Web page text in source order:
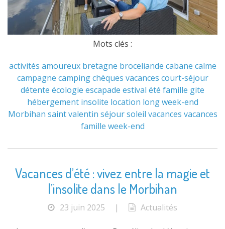
Mots clés :
activités amoureux bretagne broceliande cabane calme
campagne camping chèques vacances court-séjour
détente écologie escapade estival été famille gite
hébergement insolite location long week-end
Morbihan saint valentin séjour soleil vacances vacances
famille week-end
Vacances d’été : vivez entre la magie et
l’insolite dans le Morbihan
23 juin 2025 | Actualités